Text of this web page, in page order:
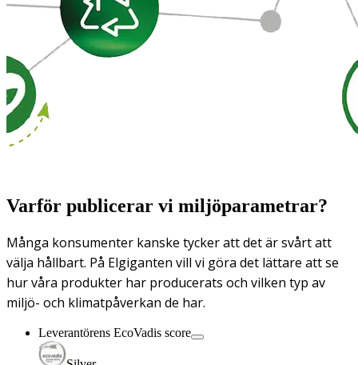
Varför publicerar vi miljöparametrar?
Många konsumenter kanske tycker att det är svårt att
välja hållbart. På Elgiganten vill vi göra det lättare att se
hur våra produkter har producerats och vilken typ av
miljö- och klimatpåverkan de har.
Leverantörens EcoVadis score